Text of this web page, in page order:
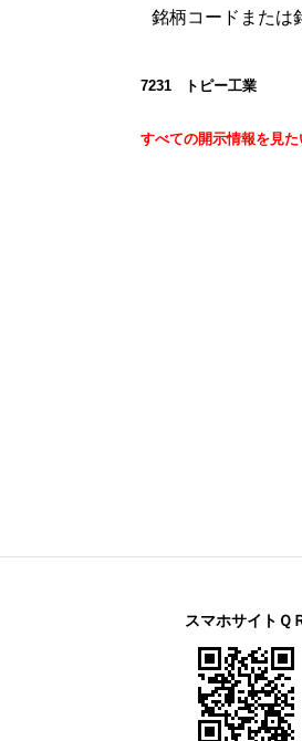
日本精密
令
クレスコ
白銅(7637)
2026
（開
リガク・
2026
エプコ
2026
銘柄コードまたは
7231 トピー工業
すべての開示情報を見た
スマホサイトＱ